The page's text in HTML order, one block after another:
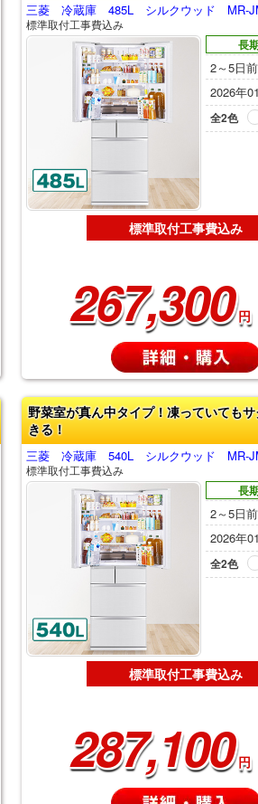
三菱 冷蔵庫 485L シルクウッド MR-
標準取付工事費込み
長
2～5日
2026年
全2色
標準取付工事費込み
267,300 円
野菜室が真ん中タイプ！凍っていても
きる！
三菱 冷蔵庫 540L シルクウッド MR-
標準取付工事費込み
長
2～5日
2026年
全2色
標準取付工事費込み
287,100 円